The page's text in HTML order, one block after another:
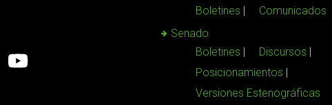
Boletines
Comunicados
Senado
Boletines
Discursos
Posicionamientos
Versiones Estenográficas